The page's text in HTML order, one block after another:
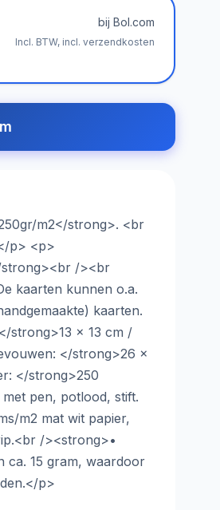
bij Bol.com
Incl. BTW, incl. verzendkosten
m2</strong>. <br
p> <p>
strong><br /><br
kaarten kunnen o.a.
kaarten.
strong>13 x 13 cm /
</strong>26 x
</strong>250
pen, potlood, stift.
m2 mat wit papier,
/><strong>•
ca. 15 gram, waardoor
p>